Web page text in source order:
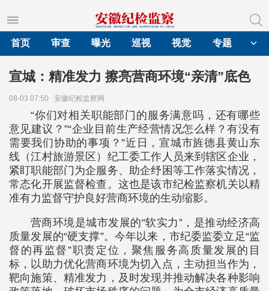
首页
审查 曝光 巡视 视觉 专题
宣城：精准发力 擦亮营商环境“亲清”底色
08-03 07:50 安徽纪检监察网
“你们对相关职能部门的服务满意吗，还有哪些
意见建议？”“企业目前生产经营情况怎么样？有没有
需要我们协助的事项？”近日，宣城市旌德县黄山东
线（江村旅游景区）纪工委工作人员来到辖区企业，
紧盯职能部门为企服务、助企纾困等工作落实情况，
常态化开展监督检查。这也是该市纪检监察机关以精
准有力监督守护良好营商环境的生动缩影。
营商环境是城市发展的“软实力”，是推动经济高
质量发展的“硬支撑”。今年以来，市纪委监委立足“监
督的再监督”职责定位，聚焦服务高质量发展的目
标，以助力优化营商环境为切入点，主动担当作为，
靶向施策、精准发力，及时发现并推动解决各种影响